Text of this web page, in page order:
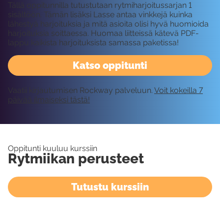
Katso oppitunti
Tällä oppitunnilla tutustutaan rytmiharjoitussarjan 1
sisältöön. Tämän lisäksi Lasse antaa vinkkejä kuinka
lähestyä harjoituksia ja mitä asioita olisi hyvä huomioida
harjoituksia soittaessa. Huomaa liitteissä kätevä PDF-
lappu kaikista harjoituksista samassa paketissa!
Vaatii kirjautumisen Rockway palveluun. Voit kokeilla 7
päivää ilmaiseksi tästä!
Oppitunti kuuluu kurssiin
Rytmiikan perusteet
Tutustu kurssiin